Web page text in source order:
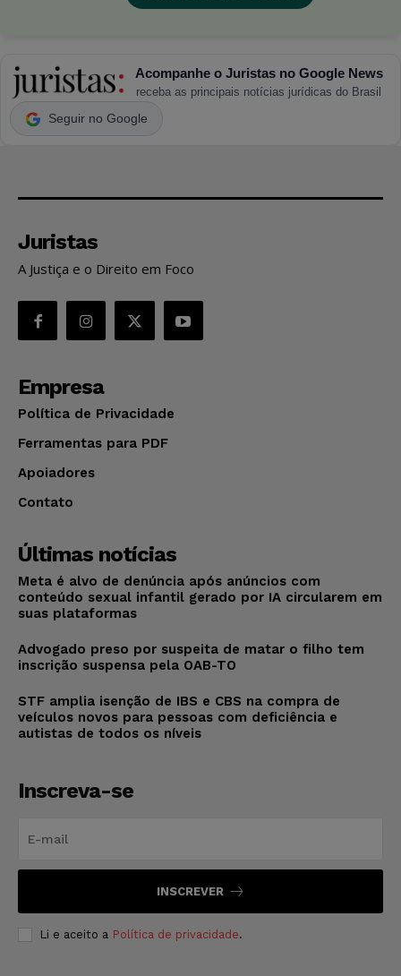
Acompanhe o Juristas no Google News
receba as principais notícias jurídicas do Brasil
Seguir no Google
Juristas
A Justiça e o Direito em Foco
Empresa
Política de Privacidade
Ferramentas para PDF
Apoiadores
Contato
Últimas notícias
Meta é alvo de denúncia após anúncios com
conteúdo sexual infantil gerado por IA circularem em
suas plataformas
Advogado preso por suspeita de matar o filho tem
inscrição suspensa pela OAB-TO
STF amplia isenção de IBS e CBS na compra de
veículos novos para pessoas com deficiência e
autistas de todos os níveis
Inscreva-se
INSCREVER
Li e aceito a Política de privacidade.